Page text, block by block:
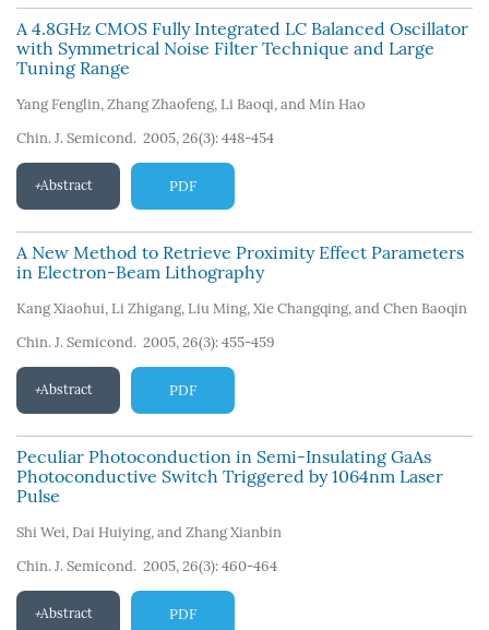
A 4.8GHz CMOS Fully Integrated LC Balanced Oscillator
with Symmetrical Noise Filter Technique and Large
Tuning Range
Yang Fenglin, Zhang Zhaofeng, Li Baoqi, and Min Hao
Chin. J. Semicond. 2005, 26(3): 448-454
Abstract PDF
A New Method to Retrieve Proximity Effect Parameters
in Electron-Beam Lithography
Kang Xiaohui, Li Zhigang, Liu Ming, Xie Changqing, and Chen Baoqin
Chin. J. Semicond. 2005, 26(3): 455-459
Abstract PDF
Peculiar Photoconduction in Semi-Insulating GaAs
Photoconductive Switch Triggered by 1064nm Laser
Pulse
Shi Wei, Dai Huiying, and Zhang Xianbin
Chin. J. Semicond. 2005, 26(3): 460-464
Abstract PDF